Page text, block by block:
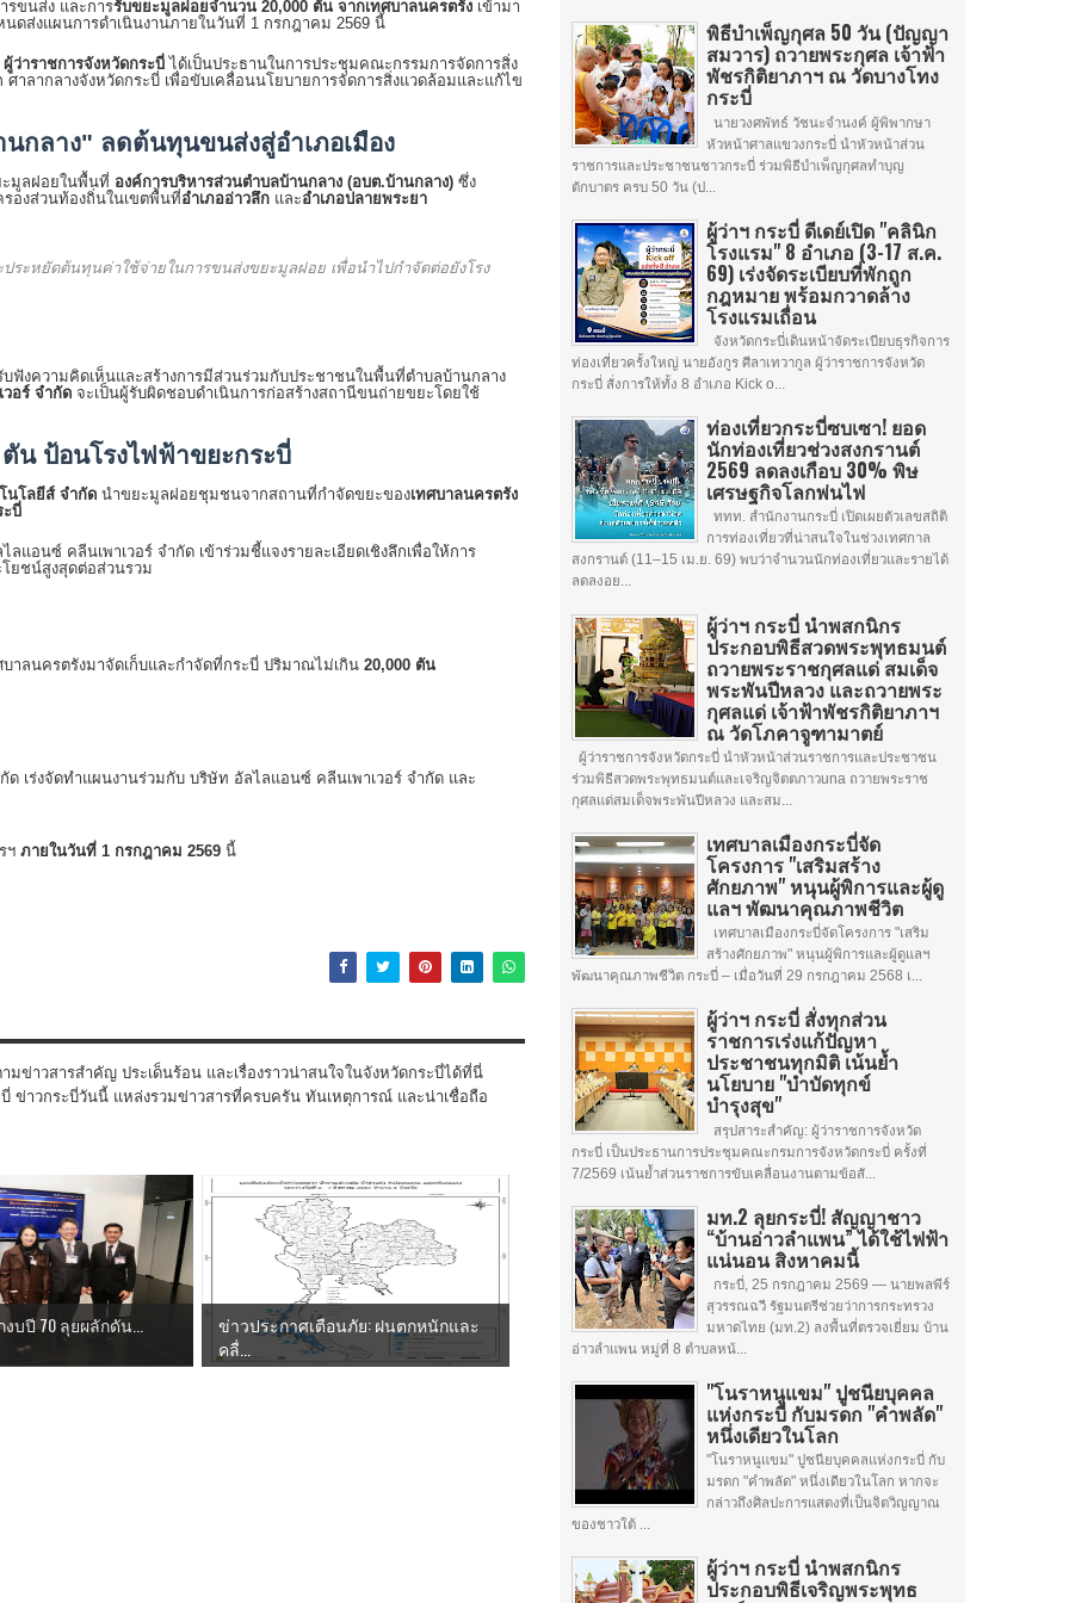
ขนส่ง และการรับขยะมูลฝอยจำนวน 20,000 ตัน จากเทศบาลนครตรัง เข้ามา
ดส่งแผนการดำเนินงานภายในวันที่ 1 กรกฎาคม 2569 นี้
ว่าราชการจังหวัดกระบี่ ได้เป็นประธานในการประชุมคณะกรรมการจัดการสิ่ง
ลากลางจังหวัดกระบี่ เพื่อขับเคลื่อนนโยบายการจัดการสิ่งแวดล้อมและแก้ไข
กลาง" ลดต้นทุนขนส่งสู่อำเภอเมือง
มูลฝอยในพื้นที่ องค์การบริหารส่วนตำบลบ้านกลาง (อบต.บ้านกลาง) ซึ่ง
องส่วนท้องถิ่นในเขตพื้นที่อำเภออ่าวลึก และอำเภอปลายพระยา
ระหยัดต้นทุนค่าใช้จ่ายในการขนส่งขยะมูลฝอย เพื่อนำไปกำจัดต่อยังโรง
ฟังความคิดเห็นและสร้างการมีส่วนร่วมกับประชาชนในพื้นที่ตำบลบ้านกลาง
อร์ จำกัด จะเป็นผู้รับผิดชอบดำเนินการก่อสร้างสถานีขนถ่ายขยะโดยใช้
น ป้อนโรงไฟฟ้าขยะกระบี่
นโลยีส์ จำกัด นำขยะมูลฝอยชุมชนจากสถานที่กำจัดขยะของเทศบาลนครตรัง
ะบี่
อนซ์ คลีนเพาเวอร์ จำกัด เข้าร่วมชี้แจงรายละเอียดเชิงลึกเพื่อให้การ
ยชน์สูงสุดต่อส่วนรวม
ลนครตรังมาจัดเก็บและกำจัดที่กระบี่ ปริมาณไม่เกิน 20,000 ตัน
เร่งจัดทำแผนงานร่วมกับ บริษัท อัลไลแอนซ์ คลีนเพาเวอร์ จำกัด และ
ฯ ภายในวันที่ 1 กรกฎาคม 2569 นี้
ข่าวสารสำคัญ ประเด็นร้อน และเรื่องราวน่าสนใจในจังหวัดกระบี่ได้ที่นี่
ข่าวกระบี่วันนี้ แหล่งรวมข่าวสารที่ครบครัน ทันเหตุการณ์ และน่าเชื่อถือ
บปี 70 ลุยผลักดัน...
ข่าวประกาศเตือนภัย: ฝนตกหนักและ
คลื่...
พิธีบำเพ็ญกุศล 50 วัน (ปัญญา
สมวาร) ถวายพระกุศล เจ้าฟ้า
พัชรกิติยาภาฯ ณ วัดบางโทง
กระบี่
นายวงศพัทธ์ วัชนะจำนงค์ ผู้พิพากษา
หัวหน้าศาลแขวงกระบี่ นำหัวหน้าส่วน
ราชการและประชาชนชาวกระบี่ ร่วมพิธีบำเพ็ญกุศลทำบุญ
ตักบาตร ครบ 50 วัน (ป...
ผู้ว่าฯ กระบี่ ดีเดย์เปิด "คลินิก
โรงแรม" 8 อำเภอ (3-17 ส.ค.
69) เร่งจัดระเบียบที่พักถูก
กฎหมาย พร้อมกวาดล้าง
โรงแรมเถื่อน
จังหวัดกระบี่เดินหน้าจัดระเบียบธุรกิจการ
ท่องเที่ยวครั้งใหญ่ นายอังกูร ศีลาเทวากูล ผู้ว่าราชการจังหวัด
กระบี่ สั่งการให้ทั้ง 8 อำเภอ Kick o...
ท่องเที่ยวกระบี่ซบเซา! ยอด
นักท่องเที่ยวช่วงสงกรานต์
2569 ลดลงเกือบ 30% พิษ
เศรษฐกิจโลกพ่นไฟ
ททท. สำนักงานกระบี่ เปิดเผยตัวเลขสถิติ
การท่องเที่ยวที่น่าสนใจในช่วงเทศกาล
สงกรานต์ (11–15 เม.ย. 69) พบว่าจำนวนนักท่องเที่ยวและรายได้
ลดลงอย...
ผู้ว่าฯ กระบี่ นำพสกนิกร
ประกอบพิธีสวดพระพุทธมนต์
ถวายพระราชกุศลแด่ สมเด็จ
พระพันปีหลวง และถวายพระ
กุศลแด่ เจ้าฟ้าพัชรกิติยาภาฯ
ณ วัดโภคาจูฑามาตย์
ผู้ว่าราชการจังหวัดกระบี่ นำหัวหน้าส่วนราชการและประชาชน
ร่วมพิธีสวดพระพุทธมนต์และเจริญจิตตภาวuna ถวายพระราช
กุศลแด่สมเด็จพระพันปีหลวง และสม...
เทศบาลเมืองกระบี่จัด
โครงการ "เสริมสร้าง
ศักยภาพ" หนุนผู้พิการและผู้ดู
แลฯ พัฒนาคุณภาพชีวิต
เทศบาลเมืองกระบี่จัดโครงการ "เสริม
สร้างศักยภาพ" หนุนผู้พิการและผู้ดูแลฯ
พัฒนาคุณภาพชีวิต กระบี่ – เมื่อวันที่ 29 กรกฎาคม 2568 เ...
ผู้ว่าฯ กระบี่ สั่งทุกส่วน
ราชการเร่งแก้ปัญหา
ประชาชนทุกมิติ เน้นย้ำ
นโยบาย "บำบัดทุกข์
บำรุงสุข"
สรุปสาระสำคัญ: ผู้ว่าราชการจังหวัด
กระบี่ เป็นประธานการประชุมคณะกรมการจังหวัดกระบี่ ครั้งที่
7/2569 เน้นย้ำส่วนราชการขับเคลื่อนงานตามข้อสั...
มท.2 ลุยกระบี่! สัญญาชาว
“บ้านอ่าวลำแพน” ได้ใช้ไฟฟ้า
แน่นอน สิงหาคมนี้
กระบี่, 25 กรกฎาคม 2569 — นายพลพีร์
สุวรรณฉวี รัฐมนตรีช่วยว่าการกระทรวง
มหาดไทย (มท.2) ลงพื้นที่ตรวจเยี่ยม บ้าน
อ่าวลำแพน หมู่ที่ 8 ตำบลหน้...
"โนราหนูแขม" ปูชนียบุคคล
แห่งกระบี่ กับมรดก "คำพลัด"
หนึ่งเดียวในโลก
"โนราหนูแขม" ปูชนียบุคคลแห่งกระบี่ กับ
มรดก "คำพลัด" หนึ่งเดียวในโลก หากจะ
กล่าวถึงศิลปะการแสดงที่เป็นจิตวิญญาณ
ของชาวใต้ ...
ผู้ว่าฯ กระบี่ นำพสกนิกร
ประกอบพิธีเจริญพระพุทธ